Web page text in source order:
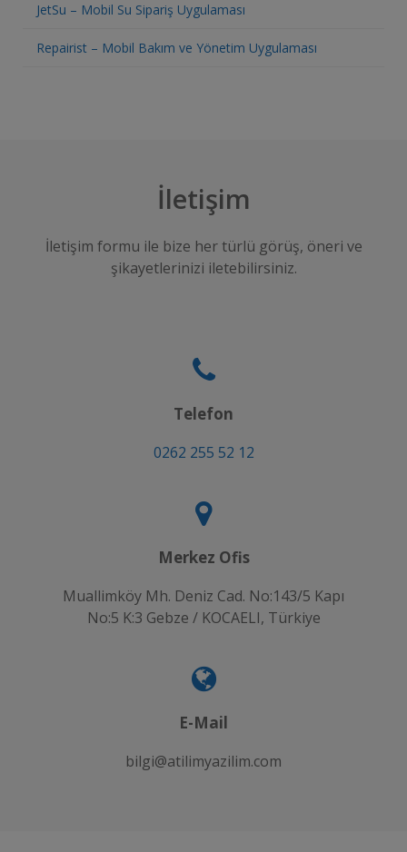
JetSu – Mobil Su Sipariş Uygulaması
Repairist – Mobil Bakım ve Yönetim Uygulaması
İletişim
İletişim formu ile bize her türlü görüş, öneri ve
şikayetlerinizi iletebilirsiniz.
Telefon
0262 255 52 12
Merkez Ofis
Muallimköy Mh. Deniz Cad. No:143/5 Kapı
No:5 K:3 Gebze / KOCAELI, Türkiye
E-Mail
bilgi@atilimyazilim.com